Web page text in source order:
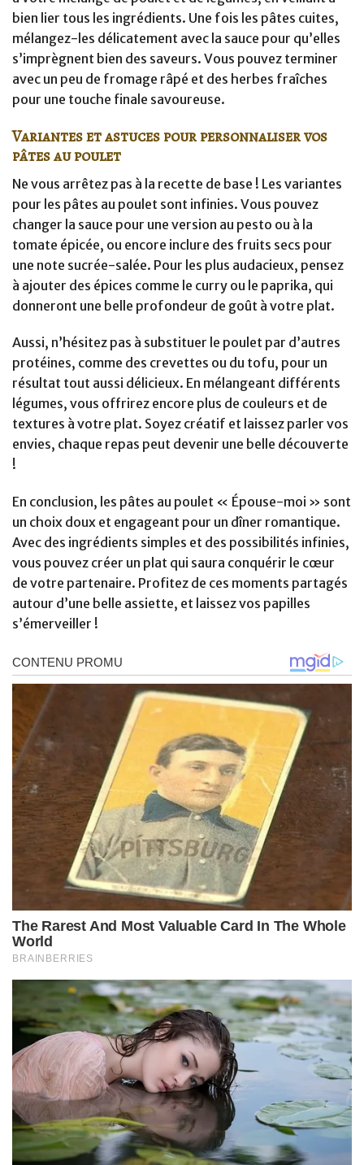
bien lier tous les ingrédients. Une fois les pâtes cuites,
mélangez-les délicatement avec la sauce pour qu’elles
s’imprègnent bien des saveurs. Vous pouvez terminer
avec un peu de fromage râpé et des herbes fraîches
pour une touche finale savoureuse.
Variantes et astuces pour personnaliser vos
pâtes au poulet
Ne vous arrêtez pas à la recette de base ! Les variantes
pour les pâtes au poulet sont infinies. Vous pouvez
changer la sauce pour une version au pesto ou à la
tomate épicée, ou encore inclure des fruits secs pour
une note sucrée-salée. Pour les plus audacieux, pensez
à ajouter des épices comme le curry ou le paprika, qui
donneront une belle profondeur de goût à votre plat.
Aussi, n’hésitez pas à substituer le poulet par d’autres
protéines, comme des crevettes ou du tofu, pour un
résultat tout aussi délicieux. En mélangeant différents
légumes, vous offrirez encore plus de couleurs et de
textures à votre plat. Soyez créatif et laissez parler vos
envies, chaque repas peut devenir une belle découverte
!
En conclusion, les pâtes au poulet « Épouse-moi » sont
un choix doux et engageant pour un dîner romantique.
Avec des ingrédients simples et des possibilités infinies,
vous pouvez créer un plat qui saura conquérir le cœur
de votre partenaire. Profitez de ces moments partagés
autour d’une belle assiette, et laissez vos papilles
s’émerveiller !